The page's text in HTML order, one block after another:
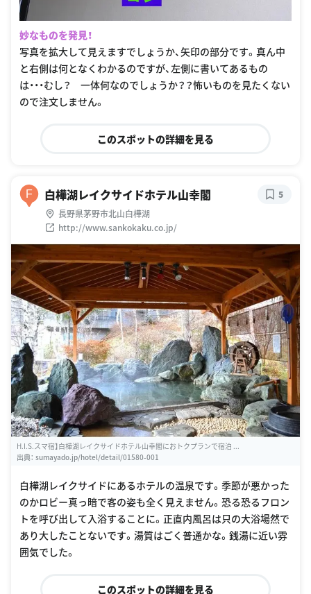
妙なものを発見！
写真を拡大して見えますでしょうか、矢印の部分です。真ん中
と右側は何となくわかるのですが、左側に書いてあるもの
は・・・むし？ 一体何なのでしょうか？？怖いものを見たくない
ので注文しません。
このスポットの詳細を見る
F 白樺湖レイクサイドホテル山幸閣
長野県茅野市北山白樺湖
http://www.sankokaku.co.jp/
5
H.I.S.スマ宿】白樺湖レイクサイドホテル山幸閣におトクプランで宿泊 ...
出典： sumayado.jp/hotel/detail/01580-001
白樺湖レイクサイドにあるホテルの温泉です。季節が悪かった
のかロビー真っ暗で客の姿も全く見えません。恐る恐るフロン
トを呼び出して入浴することに。正直内風呂は只の大浴場然で
あり大したことないです。湯質はごく普通かな。銭湯に近い雰
囲気でした。
このスポットの詳細を見る